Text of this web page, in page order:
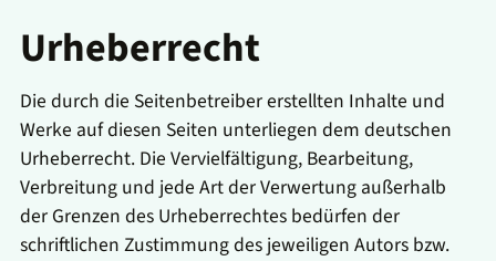
Urheberrecht
Die durch die Seitenbetreiber erstellten Inhalte und
Werke auf diesen Seiten unterliegen dem deutschen
Urheberrecht. Die Vervielfältigung, Bearbeitung,
Verbreitung und jede Art der Verwertung außerhalb
der Grenzen des Urheberrechtes bedürfen der
schriftlichen Zustimmung des jeweiligen Autors bzw.